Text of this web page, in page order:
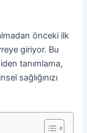
önceki ilk
giriyor. Bu
tanımlama,
sağlığınızı